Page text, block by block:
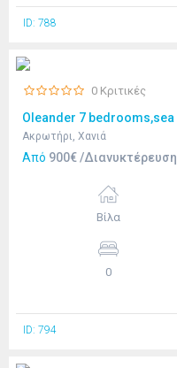
ID: 788
0 Κριτικές
Ακρωτήρι, Χανιά
Από 900€ /Διανυκτέρευση
Βίλα
0
ID: 794